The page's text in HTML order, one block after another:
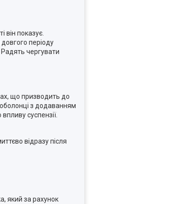
він показує.
періоду
чергувати
що призводить до
з додаванням
суспензії.
відразу після
який за рахунок